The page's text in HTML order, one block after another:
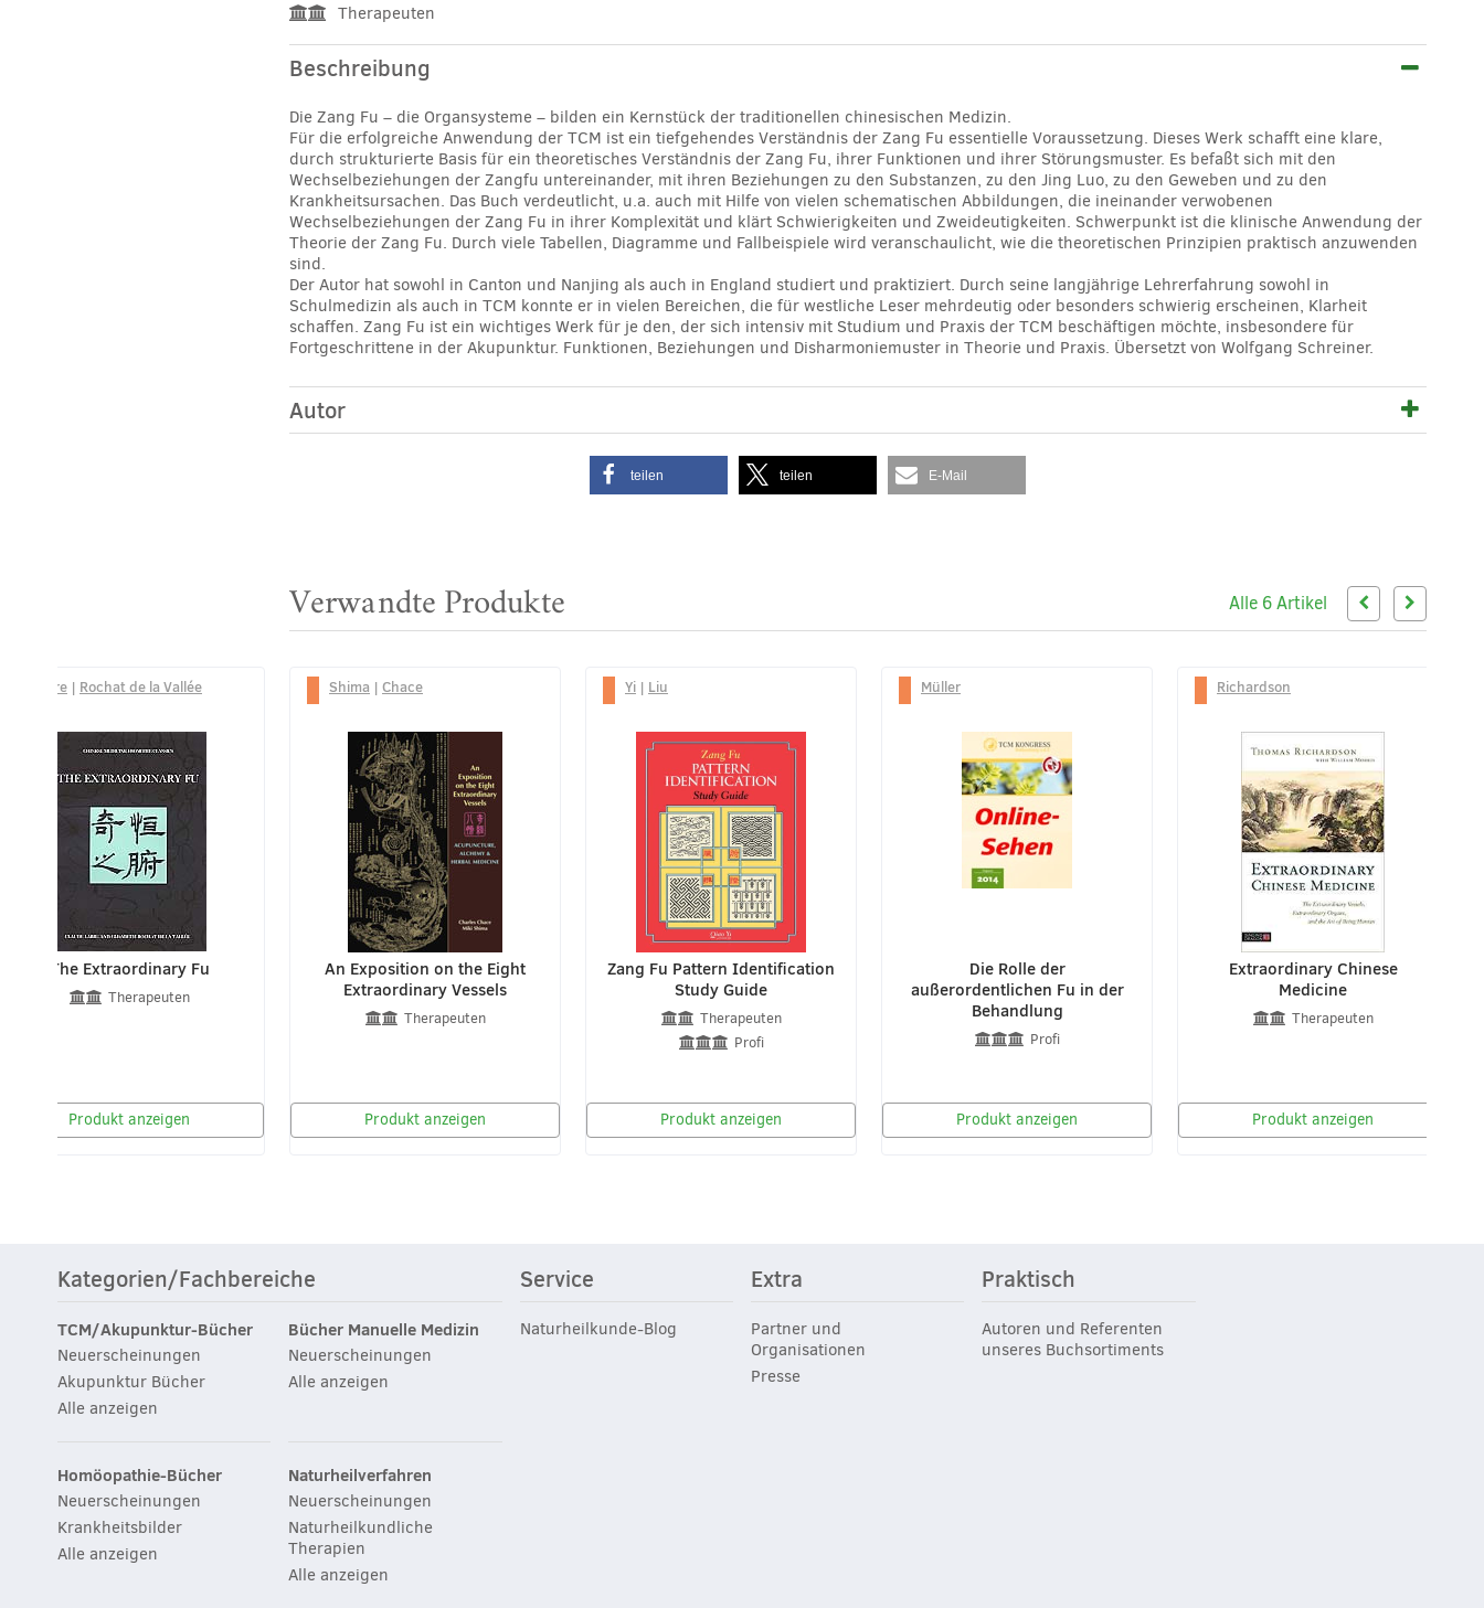
Therapeuten
Beschreibung
Die Zang Fu – die Organsysteme – bilden ein Kernstück der traditionellen chinesischen Medizin.
Für die erfolgreiche Anwendung der TCM ist ein tiefgehendes Verständnis der Zang Fu essentielle Voraussetzung. Dieses Werk schafft eine klare,
durch strukturierte Basis für ein theoretisches Verständnis der Zang Fu, ihrer Funktionen und ihrer Störungsmuster. Es befaßt sich mit den
Wechselbeziehungen der Zangfu untereinander, mit ihren Beziehungen zu den Substanzen, zu den Jing Luo, zu den Geweben und zu den
Krankheitsursachen. Das Buch verdeutlicht, u.a. auch mit Hilfe von vielen schematischen Abbildungen, die ineinander verwobenen
Wechselbeziehungen der Zang Fu in ihrer Komplexität und klärt Schwierigkeiten und Zweideutigkeiten. Schwerpunkt ist die klinische Anwendung der
Theorie der Zang Fu. Durch viele Tabellen, Diagramme und Fallbeispiele wird veranschaulicht, wie die theoretischen Prinzipien praktisch anzuwenden
sind.
Der Autor hat sowohl in Canton und Nanjing als auch in England studiert und praktiziert. Durch seine langjährige Lehrerfahrung sowohl in
Schulmedizin als auch in TCM konnte er in vielen Bereichen, die für westliche Leser mehrdeutig oder besonders schwierig erscheinen, Klarheit
schaffen. Zang Fu ist ein wichtiges Werk für je den, der sich intensiv mit Studium und Praxis der TCM beschäftigen möchte, insbesondere für
Fortgeschrittene in der Akupunktur. Funktionen, Beziehungen und Disharmoniemuster in Theorie und Praxis. Übersetzt von Wolfgang Schreiner.
Autor
teilen teilen E-Mail
Verwandte Produkte Alle 6 Artikel
Larre | Rochat de la Vallée
The Extraordinary Fu
Therapeuten
Produkt anzeigen
Shima | Chace
An Exposition on the Eight
Extraordinary Vessels
Therapeuten
Produkt anzeigen
Yi | Liu
Zang Fu Pattern Identification
Study Guide
Therapeuten
Profi
Produkt anzeigen
Müller
Die Rolle der
außerordentlichen Fu in der
Behandlung
Profi
Produkt anzeigen
Richardson
Extraordinary Chinese
Medicine
Therapeuten
Produkt anzeigen
Kategorien/Fachbereiche
TCM/Akupunktur-Bücher
Neuerscheinungen
Akupunktur Bücher
Alle anzeigen
Bücher Manuelle Medizin
Neuerscheinungen
Alle anzeigen
Homöopathie-Bücher
Neuerscheinungen
Krankheitsbilder
Alle anzeigen
Naturheilverfahren
Neuerscheinungen
Naturheilkundliche
Therapien
Alle anzeigen
Service
Naturheilkunde-Blog
Extra
Partner und
Organisationen
Presse
Praktisch
Autoren und Referenten
unseres Buchsortiments